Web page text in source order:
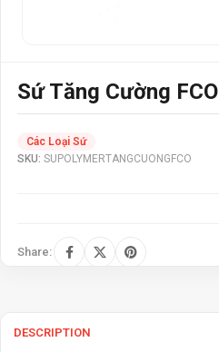
Sứ Tăng Cường
SKU: SUPOLYMERTANGCUONGFCO
Các Loại Sứ
Share:
DESCRIPTION